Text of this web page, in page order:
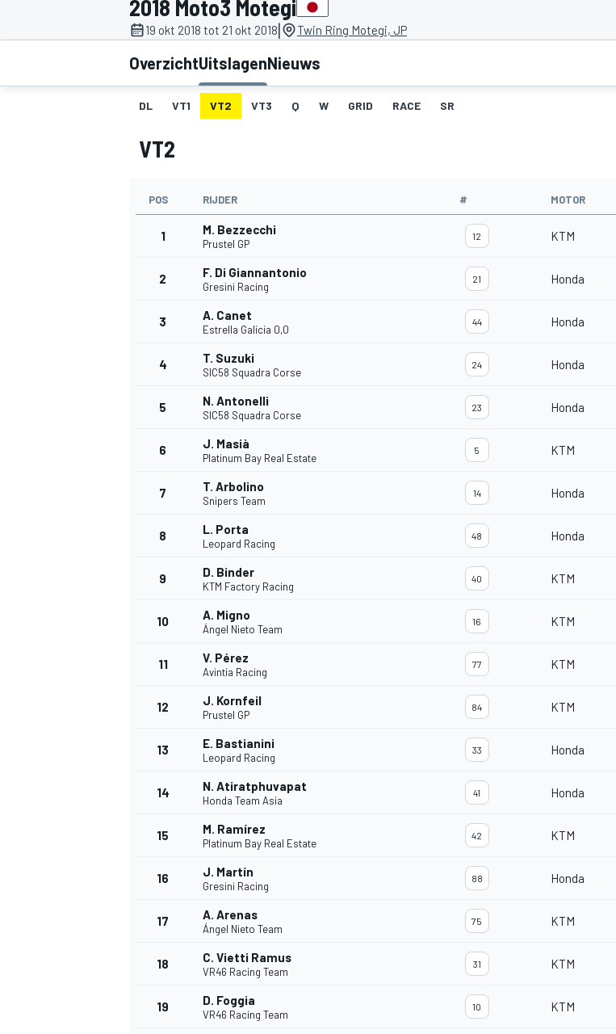
2018 Moto3 Motegi
19 okt 2018 tot 21 okt 2018| Twin Ring Motegi, JP
OverzichtUitslagenNieuws
DL VT1 VT2 VT3 Q W GRID RACE SR
VT2
POS RIJDER # MOTOR
1 M. Bezzecchi
Prustel GP
12 KTM
2 F. Di Giannantonio
Gresini Racing
21 Honda
3 A. Canet
Estrella Galicia 0,0
44 Honda
4 T. Suzuki
SIC58 Squadra Corse
24 Honda
5 N. Antonelli
SIC58 Squadra Corse
23 Honda
6 J. Masià
Platinum Bay Real Estate
5 KTM
7 T. Arbolino
Snipers Team
14 Honda
8 L. Porta
Leopard Racing
48 Honda
9 D. Binder
KTM Factory Racing
40 KTM
10 A. Migno
Ángel Nieto Team
16 KTM
11 V. Pérez
Avintia Racing
77 KTM
12 J. Kornfeil
Prustel GP
84 KTM
13 E. Bastianini
Leopard Racing
33 Honda
14 N. Atiratphuvapat
Honda Team Asia
41 Honda
15 M. Ramírez
Platinum Bay Real Estate
42 KTM
16 J. Martín
Gresini Racing
88 Honda
17 A. Arenas
Ángel Nieto Team
75 KTM
18 C. Vietti Ramus
VR46 Racing Team
31 KTM
19 D. Foggia
VR46 Racing Team
10 KTM